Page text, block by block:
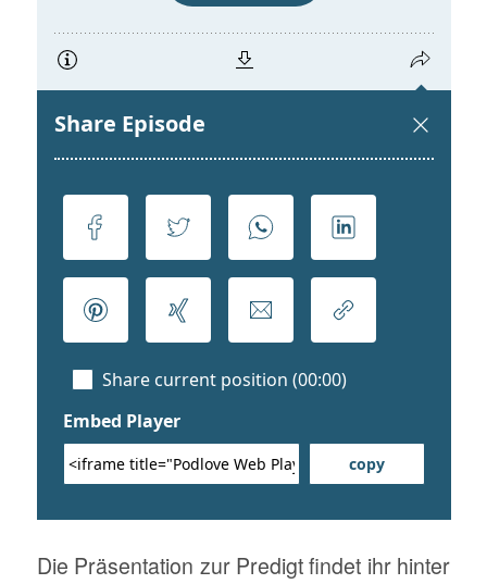
Die Präsentation zur Predigt findet ihr hinter